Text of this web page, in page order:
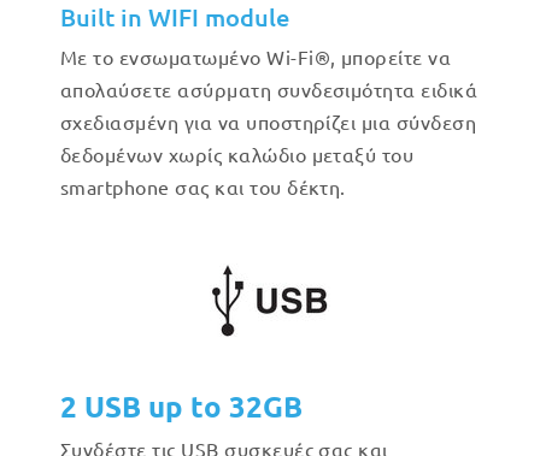
Built in WIFI module
Με το ενσωματωμένο Wi-Fi®, μπορείτε να
απολαύσετε ασύρματη συνδεσιμότητα ειδικά
σχεδιασμένη για να υποστηρίζει μια σύνδεση
δεδομένων χωρίς καλώδιο μεταξύ του
smartphone σας και του δέκτη.
2 USB up to 32GB
Συνδέστε τις USB συσκευές σας και